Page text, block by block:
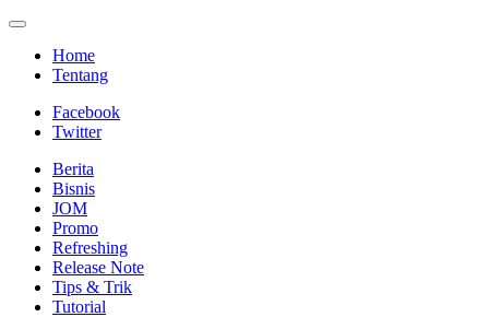
Home
Tentang
Facebook
Twitter
Berita
Bisnis
JOM
Promo
Refreshing
Release Note
Tips & Trik
Tutorial